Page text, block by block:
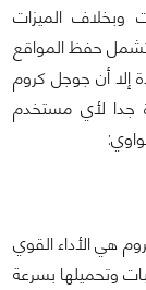
وبخلاف الميزات
حفظ المواقع
إلا أن جوجل كروم
جدا لأي مستخدم
هي الأداء القوي
وتحميلها بسرعة